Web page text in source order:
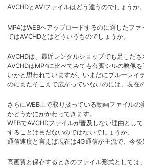
AVCHDとAVIファイルはどう違うのでしょうか
MP4はWEBへアップロードするのに適したフ
ではAVCHDとはどういうものでしょうか。
AVCHDは、最近レンタルショップでも足しだ
AVCHDはMP4に比べてみても公賓シルの映像
いかと思われていますが、いまだにブルーレ
のにまだそこまで広がっていないのには、現在
さらにWEB上で取り扱っている動画ファイル
かどうかにかかわってきます。
WEBでAVCHDファイルが普及しない理由とし
することはまだないのではないでしょうか。
通信速度と言えば現在は4G通信が主流で、今
高画質と保存するときのファイル形式としては